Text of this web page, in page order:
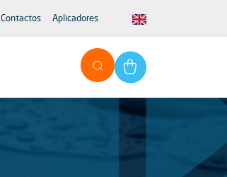
Contactos Aplicadores